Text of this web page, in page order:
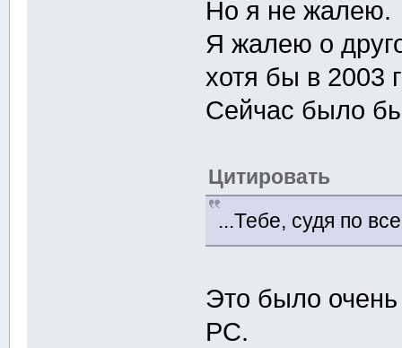
Но я не жалею.
Я жалею о
хотя бы в 2003
Cейчас было
Цитировать
...Тебе, судя по
Это было
PC.